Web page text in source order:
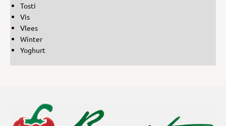
Tosti
Vis
Vlees
Winter
Yoghurt